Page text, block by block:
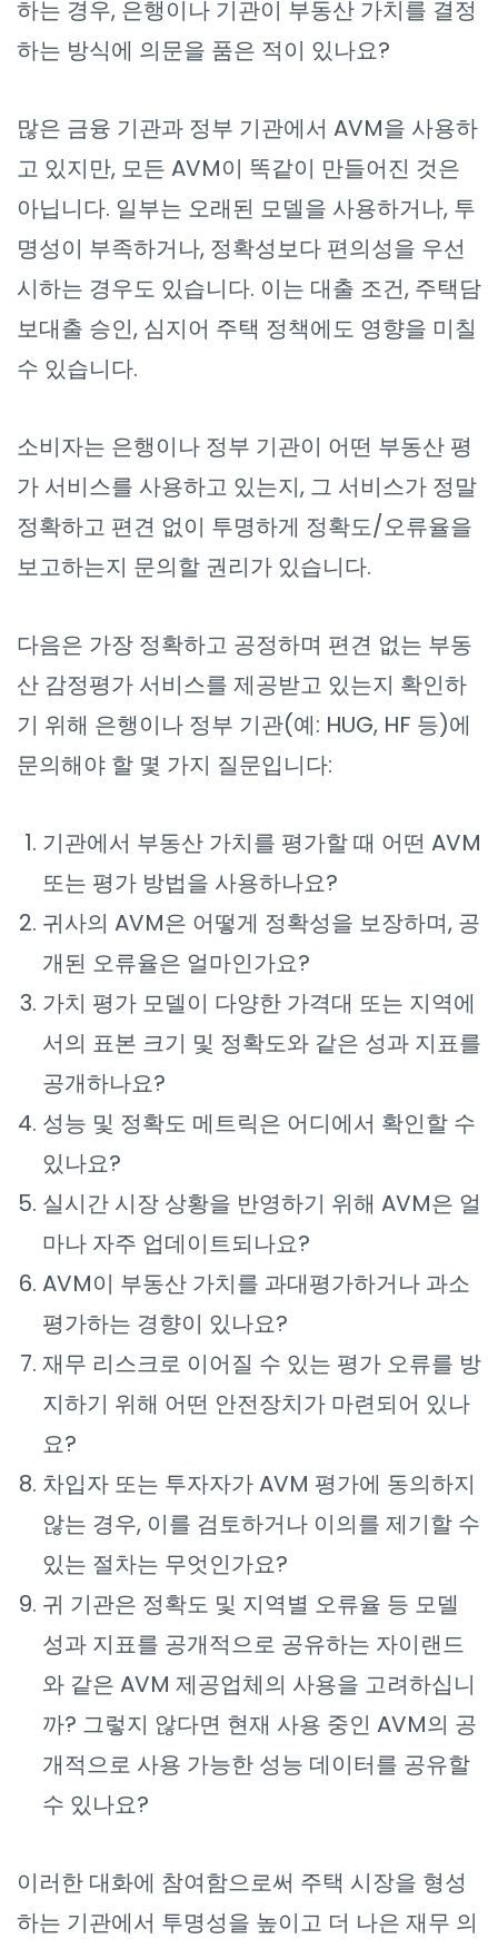
하는 경우, 은행이나 기관이 부동산 가치를 결정
하는 방식에 의문을 품은 적이 있나요?
많은 금융 기관과 정부 기관에서 AVM을 사용하
고 있지만, 모든 AVM이 똑같이 만들어진 것은
아닙니다. 일부는 오래된 모델을 사용하거나, 투
명성이 부족하거나, 정확성보다 편의성을 우선
시하는 경우도 있습니다. 이는 대출 조건, 주택담
보대출 승인, 심지어 주택 정책에도 영향을 미칠
수 있습니다.
소비자는 은행이나 정부 기관이 어떤 부동산 평
가 서비스를 사용하고 있는지, 그 서비스가 정말
정확하고 편견 없이 투명하게 정확도/오류율을
보고하는지 문의할 권리가 있습니다.
다음은 가장 정확하고 공정하며 편견 없는 부동
산 감정평가 서비스를 제공받고 있는지 확인하
기 위해 은행이나 정부 기관(예: HUG, HF 등)에
문의해야 할 몇 가지 질문입니다:
기관에서 부동산 가치를 평가할 때 어떤 AVM
또는 평가 방법을 사용하나요?
귀사의 AVM은 어떻게 정확성을 보장하며, 공
개된 오류율은 얼마인가요?
가치 평가 모델이 다양한 가격대 또는 지역에
서의 표본 크기 및 정확도와 같은 성과 지표를
공개하나요?
성능 및 정확도 메트릭은 어디에서 확인할 수
있나요?
실시간 시장 상황을 반영하기 위해 AVM은 얼
마나 자주 업데이트되나요?
AVM이 부동산 가치를 과대평가하거나 과소
평가하는 경향이 있나요?
재무 리스크로 이어질 수 있는 평가 오류를 방
지하기 위해 어떤 안전장치가 마련되어 있나
요?
차입자 또는 투자자가 AVM 평가에 동의하지
않는 경우, 이를 검토하거나 이의를 제기할 수
있는 절차는 무엇인가요?
귀 기관은 정확도 및 지역별 오류율 등 모델
성과 지표를 공개적으로 공유하는 자이랜드
와 같은 AVM 제공업체의 사용을 고려하십니
까? 그렇지 않다면 현재 사용 중인 AVM의 공
개적으로 사용 가능한 성능 데이터를 공유할
수 있나요?
이러한 대화에 참여함으로써 주택 시장을 형성
하는 기관에서 투명성을 높이고 더 나은 재무 의